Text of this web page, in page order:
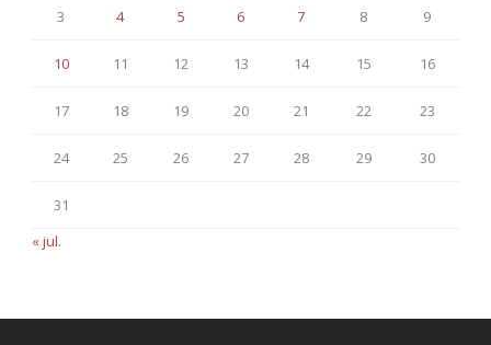
3 4 5 6 7 8 9
10 11 12 13 14 15 16
17 18 19 20 21 22 23
24 25 26 27 28 29 30
31
« jul.